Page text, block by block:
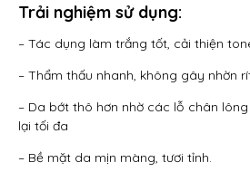
Trải nghiệm sử dụng:
– Tác dụng làm trắng tốt, cải thiện
– Thẩm thấu nhanh, không gây nhờn
– Da bớt thô hơn nhờ các lỗ chân
lại tối đa
– Bề mặt da mịn màng, tươi tỉnh.